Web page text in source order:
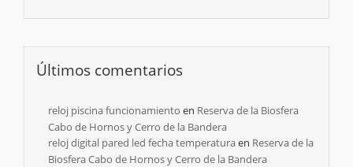
Últimos comentarios
reloj piscina funcionamiento en Reserva de la Biosfera
Cabo de Hornos y Cerro de la Bandera
reloj digital pared led fecha temperaturaen Reserva de la
Biosfera Cabo de Hornos y Cerro de la Bandera